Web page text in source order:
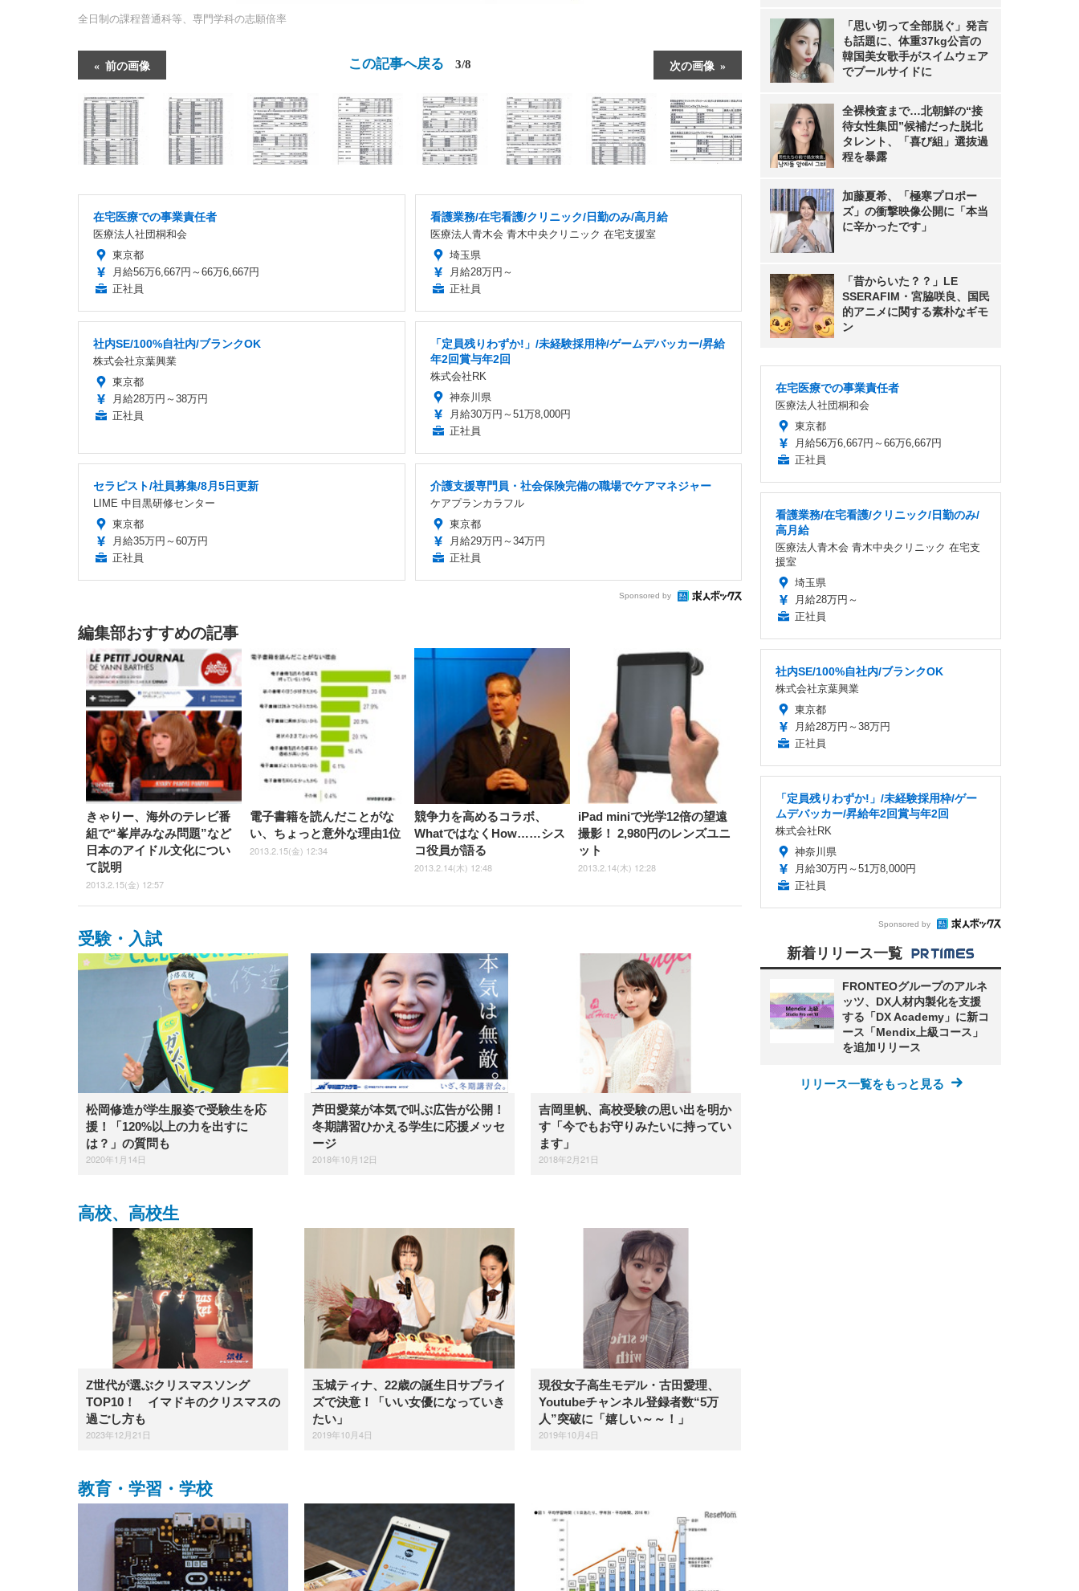
全日制の課程普通科等、専門学科の志願倍率
前の画像 次の画像
この記事へ戻る 3/8
在宅医療での事業責任者
医療法人社団桐和会
東京都
月給56万6,667円～66万6,667円
正社員
看護業務/在宅看護/クリニック/日勤のみ/高月給
医療法人青木会 青木中央クリニック 在宅支援室
埼玉県
月給28万円～
正社員
社内SE/100%自社内/ブランクOK
株式会社京葉興業
東京都
月給28万円～38万円
正社員
「定員残りわずか!」/未経験採用枠/ゲームデバッカー/昇給
年2回賞与年2回
株式会社RK
神奈川県
月給30万円～51万8,000円
正社員
セラピスト/社員募集/8月5日更新
LIME 中目黒研修センター
東京都
月給35万円～60万円
正社員
介護支援専門員・社会保険完備の職場でケアマネジャー
ケアプランカラフル
東京都
月給29万円～34万円
正社員
Sponsored by
編集部おすすめの記事
きゃりー、海外のテレビ番
組で“峯岸みなみ問題”など
日本のアイドル文化につい
て説明
2013.2.15(金) 12:57
電子書籍を読んだことがな
い、ちょっと意外な理由1位
2013.2.15(金) 12:34
競争力を高めるコラボ、
WhatではなくHow……シス
コ役員が語る
2013.2.14(木) 12:48
iPad miniで光学12倍の望遠
撮影！ 2,980円のレンズユニ
ット
2013.2.14(木) 12:28
受験・入試
松岡修造が学生服姿で受験生を応
援！「120%以上の力を出すに
は？」の質問も
2020年1月14日
芦田愛菜が本気で叫ぶ広告が公開！
冬期講習ひかえる学生に応援メッセ
ージ
2018年10月12日
吉岡里帆、高校受験の思い出を明か
す「今でもお守りみたいに持ってい
ます」
2018年2月21日
高校、高校生
Z世代が選ぶクリスマスソング
TOP10！ イマドキのクリスマスの
過ごし方も
2023年12月21日
玉城ティナ、22歳の誕生日サプライ
ズで決意！「いい女優になっていき
たい」
2019年10月4日
現役女子高生モデル・古田愛理、
Youtubeチャンネル登録者数“5万
人”突破に「嬉しい～～！」
2019年10月4日
教育・学習・学校
「思い切って全部脱ぐ」発言
も話題に、体重37kg公言の
韓国美女歌手がスイムウェア
でプールサイドに
全裸検査まで…北朝鮮の“接
待女性集団”候補だった脱北
タレント、「喜び組」選抜過
程を暴露
加藤夏希、「極寒プロポー
ズ」の衝撃映像公開に「本当
に辛かったです」
「昔からいた？？」LE
SSERAFIM・宮脇咲良、国民
的アニメに関する素朴なギモ
ン
在宅医療での事業責任者
医療法人社団桐和会
東京都
月給56万6,667円～66万6,667円
正社員
看護業務/在宅看護/クリニック/日勤のみ/
高月給
医療法人青木会 青木中央クリニック 在宅支
援室
埼玉県
月給28万円～
正社員
社内SE/100%自社内/ブランクOK
株式会社京葉興業
東京都
月給28万円～38万円
正社員
「定員残りわずか!」/未経験採用枠/ゲー
ムデバッカー/昇給年2回賞与年2回
株式会社RK
神奈川県
月給30万円～51万8,000円
正社員
Sponsored by
新着リリース一覧
FRONTEOグループのアルネ
ッツ、DX人材内製化を支援
する「DX Academy」に新コ
ース「Mendix上級コース」
を追加リリース
リリース一覧をもっと見る